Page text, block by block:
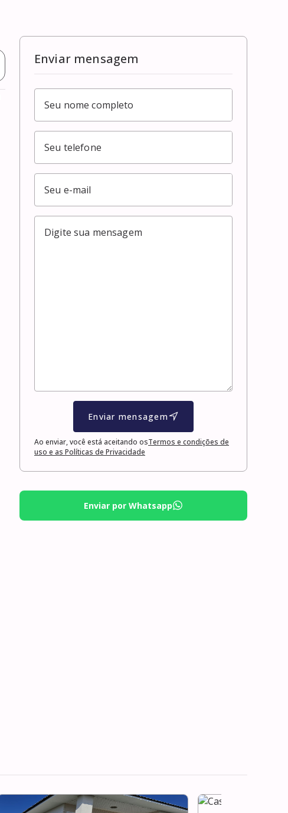
Enviar mensagem
Enviar mensagem
Ao enviar, você está aceitando osTermos e condições de
uso e as Políticas de Privacidade
Enviar por Whatsapp